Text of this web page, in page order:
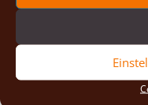
2020(2)